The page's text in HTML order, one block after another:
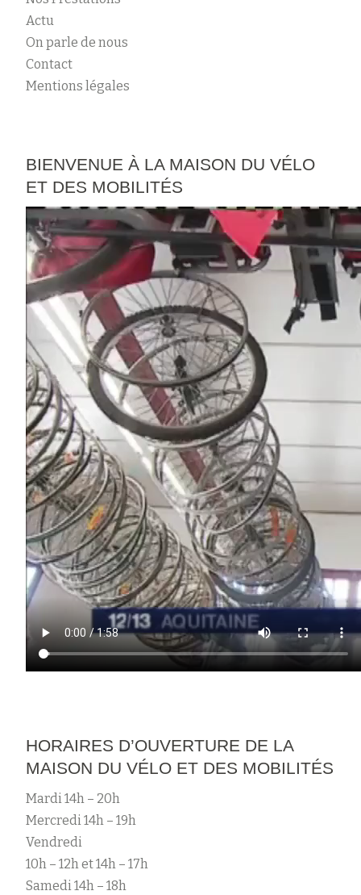
Actu
On parle de nous
Contact
Mentions légales
BIENVENUE À LA MAISON DU VÉLO
ET DES MOBILITÉS
HORAIRES D’OUVERTURE DE LA
MAISON DU VÉLO ET DES MOBILITÉS
Mardi 14h – 20h
Mercredi 14h – 19h
Vendredi
10h – 12h et 14h – 17h
Samedi 14h – 18h